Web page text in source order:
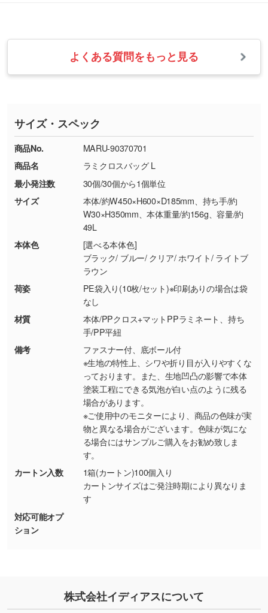
・1色印刷でグラデーションや濃淡を表現した
い
す。→詳しく見る
・コーポレートカラーを使って印刷したい／印
刷色にこだわりがある
DIC・PANTONEなどのカラーチップの指定や、
現物支給による色指定も承っております。→詳
・背景がある画像からキャラクター部分だけを
使いたいです
シンプルな背景のデータや、使いたいキャラク
ター部分の輪郭がはっきりしているデータは切
り抜き処理が可能です。→
・持っているデータの背景が足りない／塗り足
しの作り方が分からない
印刷したいデータが印刷範囲よりも小さい場
合、シンプルな色・柄の背景であれば拡張が可
詳しく見る
・デザインにQRコードを入れたい／QRコード
を生成してほしい
URLをご指定いただければ、QRコードを生成
いたします。配置のご相談にも応じています。
詳しく見る
また、お選びいただいた印刷色が本体色に合わ
ない場合や仕上がりに影響しそうな場合は、ス
・お届け時に商品が損傷・故障している場合
・ご注文と異なる商品が届いた場合
・印刷不良があった場合
※詳しくは「商品の良品基準について
ください。
【返品・交換ができない場合】
・お客様の元で商品を加工された場合、または
商品が破損した場合
・商品到着後7日以上経過している場合
・お客様のご都合による返品・交換依頼(商
品・色・数量などの注文間違い等)
業日以内に担当スタッフよりメールにてご連絡
いたします。
お急ぎの場合はお電話でのご質問も受け付けて
TEL：0422-29-9911 営業時間10:00～
18:00(土日祝日除く)
お問い合わせフォームはこちら
よくある質問をもっと見る
サイズ・スペック
商品No.
MARU-90370701
商品名
ラミクロスバッグ L
最小発注数
30個/30個から1個単位
サイズ
本体/約W450×H600×D185mm、持ち手/約
W30×H350mm、本体重量/約156g、容量/約
49L
本体色
[選べる本体色]
ブラック/ ブルー/ クリア/ ホワイト/ ライトブ
ラウン
荷姿
PE袋入り(10枚/セット)※印刷ありの場合は袋
なし
材質
本体/PPクロス+マットPPラミネート、持ち
手/PP平紐
備考
ファスナー付、底ボール付
※生地の特性上、シワや折り目が入りやすくな
っております。また、生地凹凸の影響で本体
塗装工程にできる気泡が白い点のように残る
場合があります。
※ご使用中のモニターにより、商品の色味が実
物と異なる場合がございます。色味が気にな
る場合にはサンプルご購入をお勧め致しま
す。
カートン入数
1箱(カートン)100個入り
カートンサイズはご発注時期により異なりま
す
対応可能オプ
ション
株式会社イディアスについて